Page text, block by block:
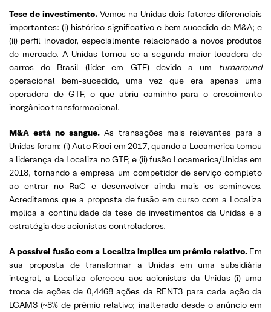
Tese de investimento. Vemos na Unidas dois fatores diferenciais
importantes: (i) histórico significativo e bem sucedido de M&A; e
(ii) perfil inovador, especialmente relacionado a novos produtos
de mercado. A Unidas tornou-se a segunda maior locadora de
carros do Brasil (líder em GTF) devido a um
turnaround
operacional bem-sucedido, uma vez que era apenas uma
operadora de GTF, o que abriu caminho para o crescimento
inorgânico transformacional.
M&A está no sangue. As transações mais relevantes para a
Unidas foram: (i) Auto Ricci em 2017, quando a Locamerica tomou
a liderança da Localiza no GTF; e (ii) fusão Locamerica/Unidas em
2018, tornando a empresa um competidor de serviço completo
ao entrar no RaC e desenvolver ainda mais os seminovos.
Acreditamos que a proposta de fusão em curso com a Localiza
implica a continuidade da tese de investimentos da Unidas e a
estratégia dos acionistas controladores.
A possível fusão com a Localiza implica um prêmio relativo.Em
sua proposta de transformar a Unidas em uma subsidiária
integral, a Localiza ofereceu aos acionistas da Unidas (i) uma
troca de ações de 0,4468 ações da RENT3 para cada ação da
LCAM3 (~8% de prêmio relativo; inalterado desde o anúncio em